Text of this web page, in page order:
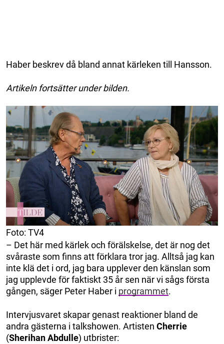
Haber beskrev då bland annat kärleken till Hansson.
Artikeln fortsätter under bilden.
Foto: TV4
– Det här med kärlek och förälskelse, det är nog det
svåraste som finns att förklara tror jag. Alltså jag kan
inte klä det i ord, jag bara upplever den känslan som
jag upplevde för faktiskt 35 år sen när vi sågs första
gången, säger Peter Haber i programmet.
Intervjusvaret skapar genast reaktioner bland de
andra gästerna i talkshowen. Artisten Cherrie
(Sherihan Abdulle) utbrister: